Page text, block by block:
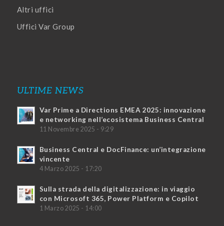
Altri uffici
Uffici Var Group
ULTIME NEWS
Var Prime a Directions EMEA 2025: innovazione
e networking nell’ecosistema Business Central
11 Novembre 2025 - 9:29
Business Central e DocFinance: un’integrazione
vincente
4 Marzo 2025 - 17:20
Sulla strada della digitalizzazione: in viaggio
con Microsoft 365, Power Platform e Copilot
1 Marzo 2025 - 14:00